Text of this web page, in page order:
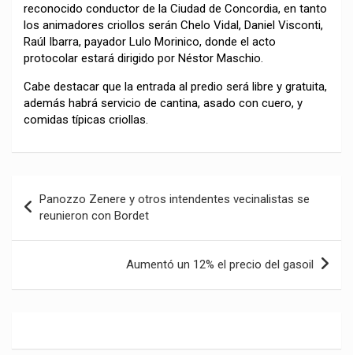
reconocido conductor de la Ciudad de Concordia, en tanto
los animadores criollos serán Chelo Vidal, Daniel Visconti,
Raúl Ibarra, payador Lulo Morinico, donde el acto
protocolar estará dirigido por Néstor Maschio.
Cabe destacar que la entrada al predio será libre y gratuita,
además habrá servicio de cantina, asado con cuero, y
comidas típicas criollas.
de
entradas
Panozzo Zenere y otros intendentes vecinalistas se
reunieron con Bordet
Aumentó un 12% el precio del gasoil